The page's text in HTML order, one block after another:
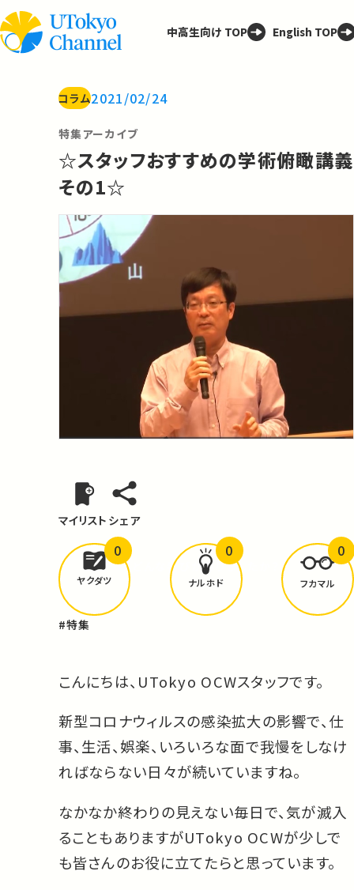
中高生向け TOP English TOP
コラム2021/02/24
特集アーカイブ
☆スタッフおすすめの学術俯瞰講義
その1☆
マイリスト シェア
どんな学びがありましたか？
ヤクダツ
0
ナルホド
0
フカマル
0
#特集
こんにちは、UTokyo OCWスタッフです。
新型コロナウィルスの感染拡大の影響で、仕
事、生活、娯楽、いろいろな面で我慢をしなけ
ればならない日々が続いていますね。
なかなか終わりの見えない毎日で、気が滅入
ることもありますがUTokyo OCWが少しで
も皆さんのお役に立てたらと思っています。